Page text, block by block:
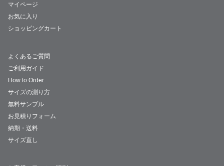
マイページ
お気に入り
ショッピングカート
よくあるご質問
ご利用ガイド
How to Order
サイズの測り方
無料サンプル
お見積りフォーム
納期・送料
サイズ直し